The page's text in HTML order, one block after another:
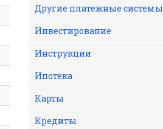
Другие платежные системы
Инвестирование
Инструкции
Ипотека
Карты
Кредиты